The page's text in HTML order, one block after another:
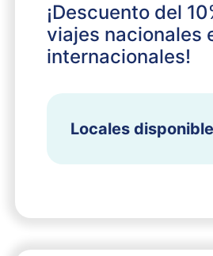
¡Descuento del
viajes nacionales
internacionales!
Locales